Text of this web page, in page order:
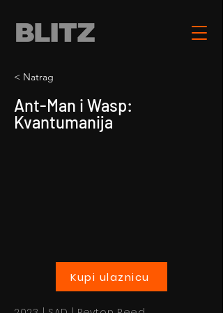
< Natrag
Ant-Man i Wasp:
Kvantumanija
Kupi ulaznicu